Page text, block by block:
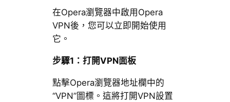
在Opera瀏覽器中啟用Opera
VPN後，您可以立即開始使用
它。
步驟1：打開VPN面板
點擊Opera瀏覽器地址欄中的
“VPN”圖標。這將打開VPN設置